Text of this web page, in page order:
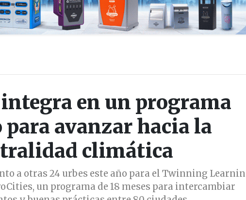
en un programa
para avanzar hacia la
climática
a otras 24 urbes este año para el Twinning
un programa de 18 meses para intercambiar